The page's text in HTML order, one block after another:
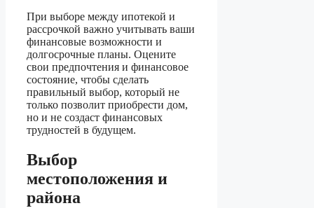
При выборе между ипотекой и
рассрочкой важно учитывать ваши
финансовые возможности и
долгосрочные планы. Оцените
свои предпочтения и финансовое
состояние, чтобы сделать
правильный выбор, который не
только позволит приобрести дом,
но и не создаст финансовых
трудностей в будущем.
Выбор
местоположения и
района